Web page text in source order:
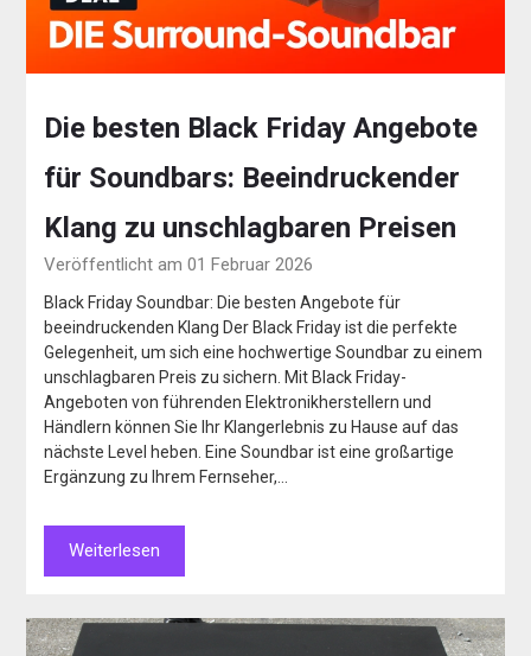
Die besten Black Friday Angebote
für Soundbars: Beeindruckender
Klang zu unschlagbaren Preisen
Veröffentlicht am 01 Februar 2026
Black Friday Soundbar: Die besten Angebote für
beeindruckenden Klang Der Black Friday ist die perfekte
Gelegenheit, um sich eine hochwertige Soundbar zu einem
unschlagbaren Preis zu sichern. Mit Black Friday-
Angeboten von führenden Elektronikherstellern und
Händlern können Sie Ihr Klangerlebnis zu Hause auf das
nächste Level heben. Eine Soundbar ist eine großartige
Ergänzung zu Ihrem Fernseher,…
Weiterlesen